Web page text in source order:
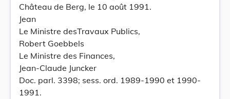
Château de Berg, le 10 août 1991.
Jean
Le Ministre desTravaux Publics,
Robert Goebbels
Le Ministre des Finances,
Jean-Claude Juncker
Doc. parl. 3398; sess. ord. 1989-1990 et 1990-
1991.